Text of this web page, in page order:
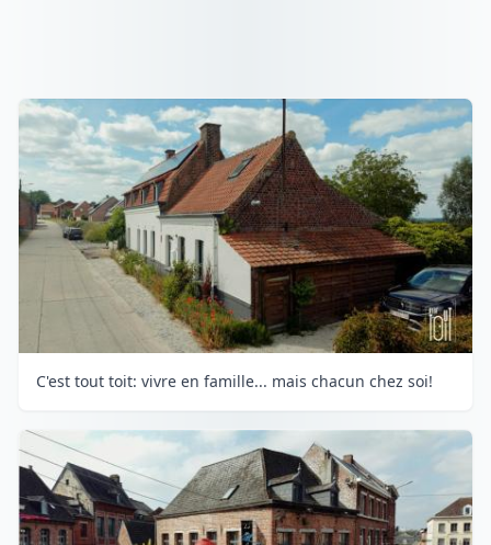
C'est tout toit: vivre en famille... mais chacun chez soi!